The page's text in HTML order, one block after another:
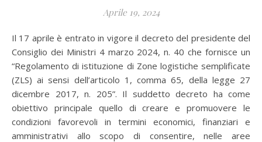
Aprile 19, 2024
Il 17 aprile è entrato in vigore il decreto del presidente del
Consiglio dei Ministri 4 marzo 2024, n. 40 che fornisce un
“Regolamento di istituzione di Zone logistiche semplificate
(ZLS) ai sensi dell’articolo 1, comma 65, della legge 27
dicembre 2017, n. 205”. Il suddetto decreto ha come
obiettivo principale quello di creare e promuovere le
condizioni favorevoli in termini economici, finanziari e
amministrativi allo scopo di consentire, nelle aree